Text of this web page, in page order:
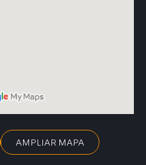
AMPLIAR MAPA